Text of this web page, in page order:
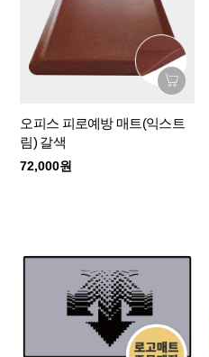
오피스 피로예방 매트(익스트
림) 갈색
72,000원